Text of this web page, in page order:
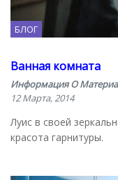
БЛОГ
Ванная комната
Информация О
12 Марта, 2014
Луис в своей
красота гарнитуры.